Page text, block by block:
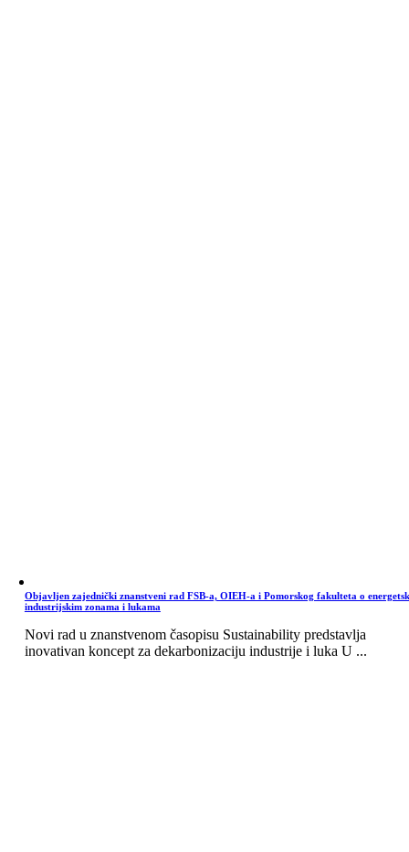
Objavljen zajednički znanstveni rad FSB-a, OIEH-a i Pomorskog fakulteta o
industrijskim zonama i lukama
Novi rad u znanstvenom časopisu Sustainability predstavlja
inovativan koncept za dekarbonizaciju industrije i luka U ...